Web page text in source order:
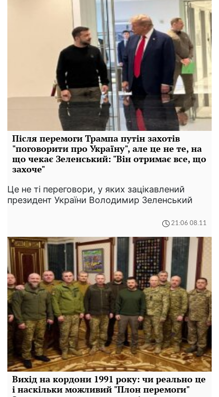
Після перемоги Трампа путін захотів
"поговорити про Україну", але це не те, на
що чекає Зеленський: "Він отримає все, що
захоче"
Це не ті переговори, у яких зацікавлений
президент України Володимир Зеленський
21:06 08.11
Вихід на кордони 1991 року: чи реально це
і наскільки можливий "Плон перемоги"